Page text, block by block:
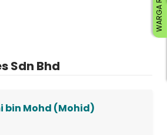
Sdn Bhd
bin Mohd (Mohid)